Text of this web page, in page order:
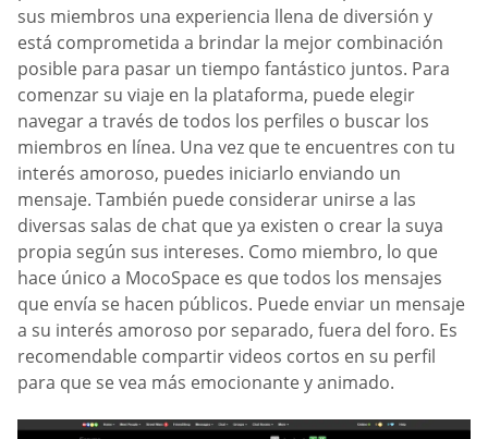
sus miembros una experiencia llena de diversión y
está comprometida a brindar la mejor combinación
posible para pasar un tiempo fantástico juntos. Para
comenzar su viaje en la plataforma, puede elegir
navegar a través de todos los perfiles o buscar los
miembros en línea. Una vez que te encuentres con tu
interés amoroso, puedes iniciarlo enviando un
mensaje. También puede considerar unirse a las
diversas salas de chat que ya existen o crear la suya
propia según sus intereses. Como miembro, lo que
hace único a MocoSpace es que todos los mensajes
que envía se hacen públicos. Puede enviar un mensaje
a su interés amoroso por separado, fuera del foro. Es
recomendable compartir videos cortos en su perfil
para que se vea más emocionante y animado.